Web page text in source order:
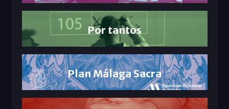
Por tantos
Plan Málaga Sacra